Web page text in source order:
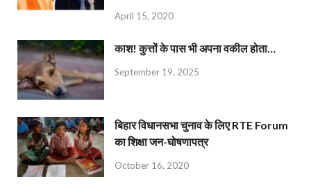
April 15, 2020
काश! कुत्तों के पास भी अपना वकील होता…
September 19, 2025
बिहार विधानसभा चुनाव के लिए RTE Forum
का शिक्षा जन-घोषणापत्र
October 16, 2020